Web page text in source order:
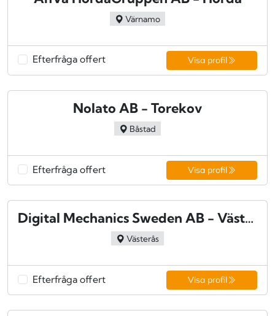
Värnamo
Efterfråga offert Visa profil
Nolato AB - Torekov
Båstad
Efterfråga offert Visa profil
Digital Mechanics Sweden AB - Västerås
Västerås
Efterfråga offert Visa profil